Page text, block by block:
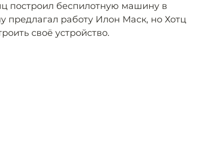
построил беспилотную машину в
предлагал работу Илон Маск, но Хотц
своё устройство.